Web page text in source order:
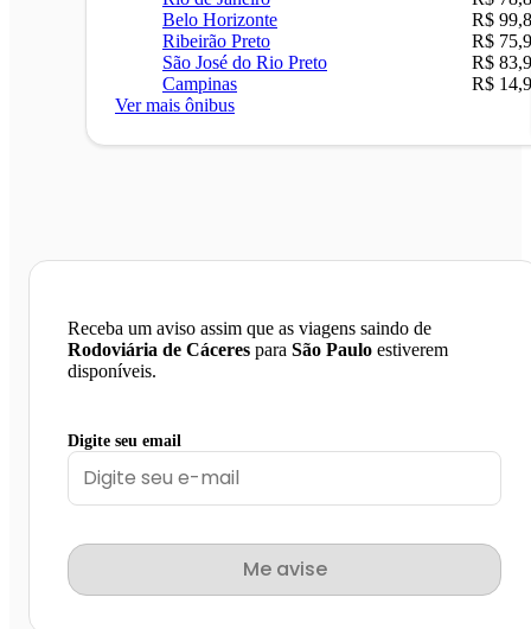
Belo Horizonte
R$
Ribeirão Preto
R$
São José do Rio Preto
R$
Campinas
R$
Ver mais ônibus
Receba um aviso assim que as viagens saindo de
Rodoviária de Cáceres para São Paulo estiverem
disponíveis.
Digite seu email
Me avise